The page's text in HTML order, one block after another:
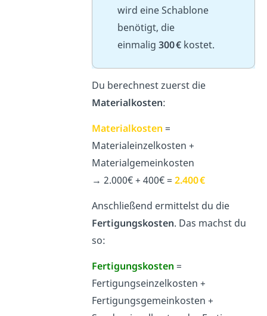
wird eine Schablone
benötigt, die
einmalig 300 €kostet.
Du berechnest zuerst die
Materialkosten:
Materialkosten =
Materialeinzelkosten +
Materialgemeinkosten
→ 2.000€ + 400€ = 2.400 €
Anschließend ermittelst du die
Fertigungskosten. Das machst du
so:
Fertigungskosten =
Fertigungseinzelkosten +
Fertigungsgemeinkosten +